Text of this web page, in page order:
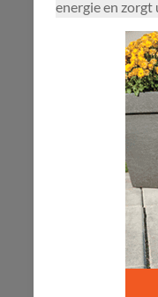
energie en